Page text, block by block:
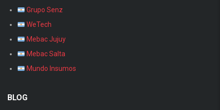
Grupo Senz
WeTech
Mebac Jujuy
Mebac Salta
Mundo Insumos
BLOG